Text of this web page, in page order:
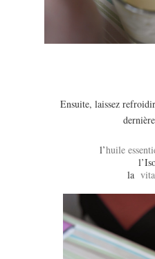
Ensuite, laissez
l’huile
la